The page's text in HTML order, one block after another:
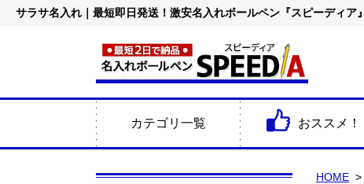
サラサ名入れ｜最短即日発送！激安名入れボールペン『スピーディア』
カテゴリ一覧 おススメ！
HOME